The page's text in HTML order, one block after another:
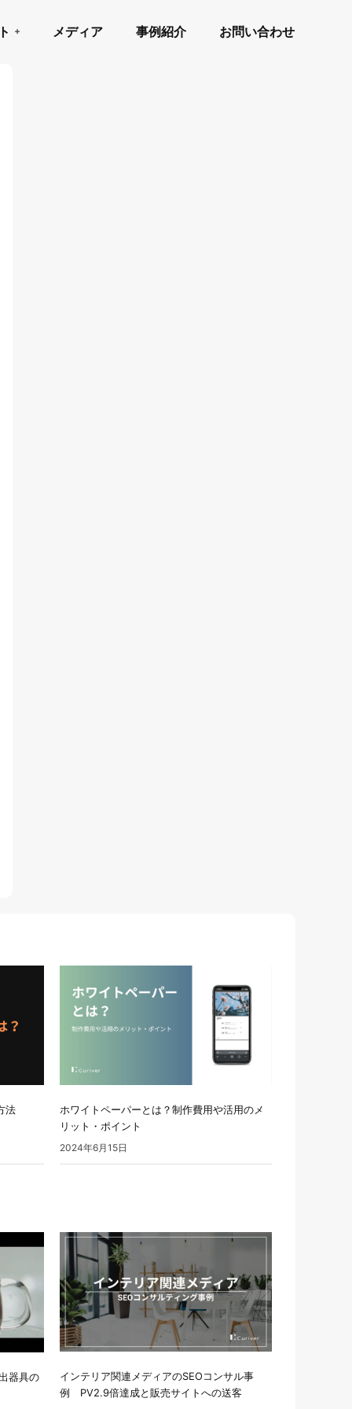
メディア 事例紹介 お問い合わせ
法
ホワイトペーパーとは？制作費用や活用のメ
リット・ポイント
2024年6月15日
器具の
インテリア関連メディアのSEOコンサル事
例 PV2.9倍達成と販売サイトへの送客